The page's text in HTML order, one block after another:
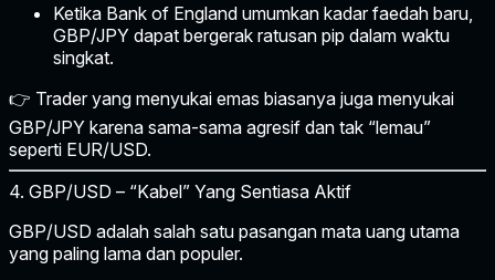
Ketika Bank of England umumkan kadar faedah baru,
GBP/JPY dapat bergerak ratusan pip dalam waktu
singkat.
👉 Trader yang menyukai emas biasanya juga menyukai
GBP/JPY karena sama-sama agresif dan tak “lemau”
seperti EUR/USD.
4. GBP/USD – “Kabel” Yang Sentiasa Aktif
GBP/USD adalah salah satu pasangan mata uang utama
yang paling lama dan populer.